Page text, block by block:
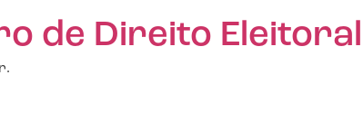
de Direito Eleitoral